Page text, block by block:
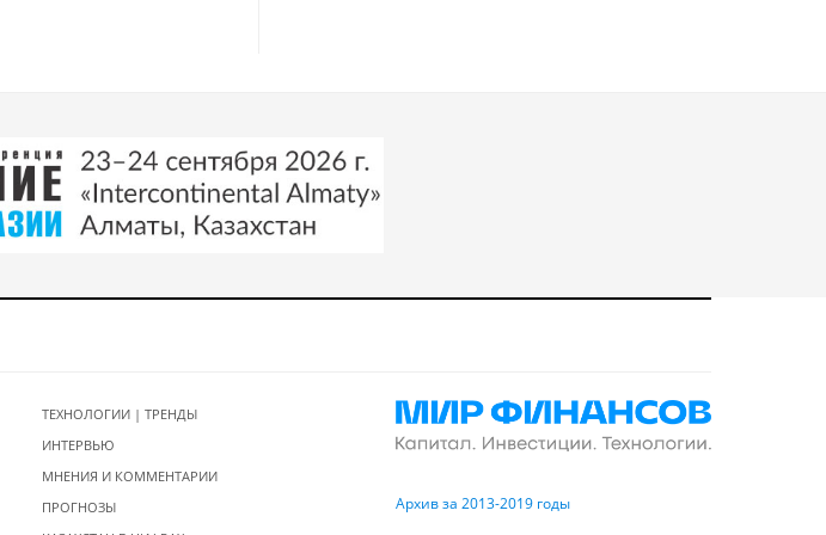
ТЕХНОЛОГИИ | ТРЕНДЫ
ИНТЕРВЬЮ
МНЕНИЯ И КОММЕНТАРИИ
ПРОГНОЗЫ
Архив за 2013-2019 годы